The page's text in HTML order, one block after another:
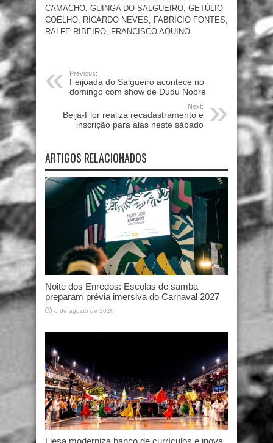
CAMACHO, GUINGA DO SALGUEIRO, GETÚLIO
COELHO, RICARDO NEVES, FABRÍCIO FONTES,
RALFE RIBEIRO, FRANCISCO AQUINO
Previous:
Feijoada do Salgueiro acontece no
domingo com show de Dudu Nobre
Next:
Beija-Flor realiza recadastramento e
inscrição para alas neste sábado
ARTIGOS RELACIONADOS
Noite dos Enredos: Escolas de samba
preparam prévia imersiva do Carnaval 2027
6 de agosto de 2026
Liesa moderniza banco de currículos e inova